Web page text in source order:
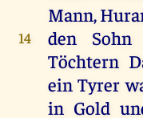
Mann,
14 den Sohn
Töchtern
ein Tyrer
in Gold